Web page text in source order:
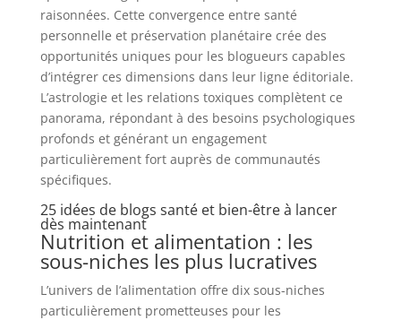
raisonnées. Cette convergence entre santé
personnelle et préservation planétaire crée des
opportunités uniques pour les blogueurs capables
d’intégrer ces dimensions dans leur ligne éditoriale.
L’astrologie et les relations toxiques complètent ce
panorama, répondant à des besoins psychologiques
profonds et générant un engagement
particulièrement fort auprès de communautés
spécifiques.
25 idées de blogs santé et bien-être à lancer
dès maintenant
Nutrition et alimentation : les
sous-niches les plus lucratives
L’univers de l’alimentation offre dix sous-niches
particulièrement prometteuses pour les